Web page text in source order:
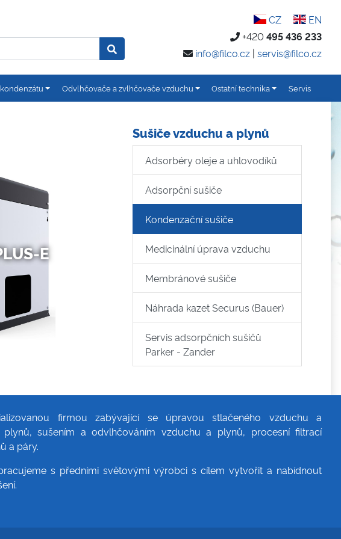
CZ
EN
+420495 436 233
info@filco.cz |servis@filco.cz
Odvlhčovače a zvlhčovače vzduchu Ostatní technika Servis
E
Sušiče vzduchu a plynů
Adsorbéry oleje a uhlovodíků
Adsorpční sušiče
Kondenzační sušiče
Medicinální úprava vzduchu
Membránové sušiče
Náhrada kazet Securus (Bauer)
Servis adsorpčních sušičů
Parker - Zander
firmou zabývající se úpravou stlačeného vzduchu a
plynů, sušením a odvlhčováním vzduchu a plynů, procesní filtrací
a páry.
s předními světovými výrobci s cílem vytvořit a nabídnout